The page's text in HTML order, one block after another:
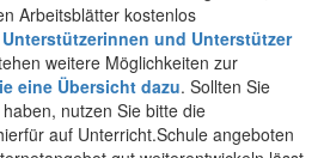
Arbeitsblätter kostenlos
Unterstützerinnen und Unterstützer
weitere Möglichkeiten zur
eine Übersicht dazu. Sollten Sie
nutzen Sie bitte die
auf Unterricht.Schule angeboten